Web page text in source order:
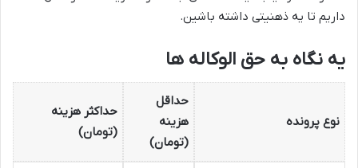
داریم تا یه ذهنیتی داشته باشین.
یه نگاه به حق الوکاله ها
نوع پرونده
حداقل
هزینه
(تومان)
حداکثر هزینه
(تومان)